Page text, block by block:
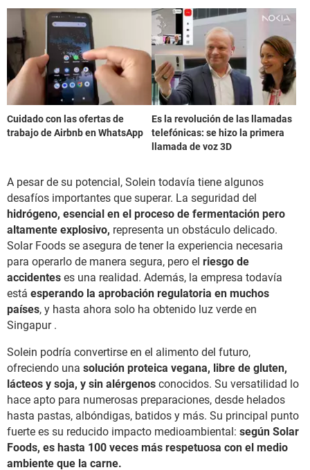
Cuidado con las ofertas de
trabajo de Airbnb en WhatsApp
Es la revolución de las llamadas
telefónicas: se hizo la primera
llamada de voz 3D
A pesar de su potencial, Solein todavía tiene algunos
desafíos importantes que superar. La seguridad del
hidrógeno, esencial en el proceso de fermentación pero
altamente explosivo, representa un obstáculo delicado.
Solar Foods se asegura de tener la experiencia necesaria
para operarlo de manera segura, pero el riesgo de
accidentes es una realidad. Además, la empresa todavía
está esperando la aprobación regulatoria en muchos
países, y hasta ahora solo ha obtenido luz verde en
Singapur .
Solein podría convertirse en el alimento del futuro,
ofreciendo una solución proteica vegana, libre de gluten,
lácteos y soja, y sin alérgenos conocidos. Su versatilidad lo
hace apto para numerosas preparaciones, desde helados
hasta pastas, albóndigas, batidos y más. Su principal punto
fuerte es su reducido impacto medioambiental: según Solar
Foods, es hasta 100 veces más respetuosa con el medio
ambiente que la carne.